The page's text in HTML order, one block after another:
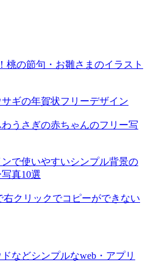
桃の節句・お雛さまのイラスト
ギの年賀状フリーデザイン
うさぎの赤ちゃんのフリー写
で使いやすいシンプル背景の
真10選
右クリックでコピーができない
などシンプルなweb・アプリ